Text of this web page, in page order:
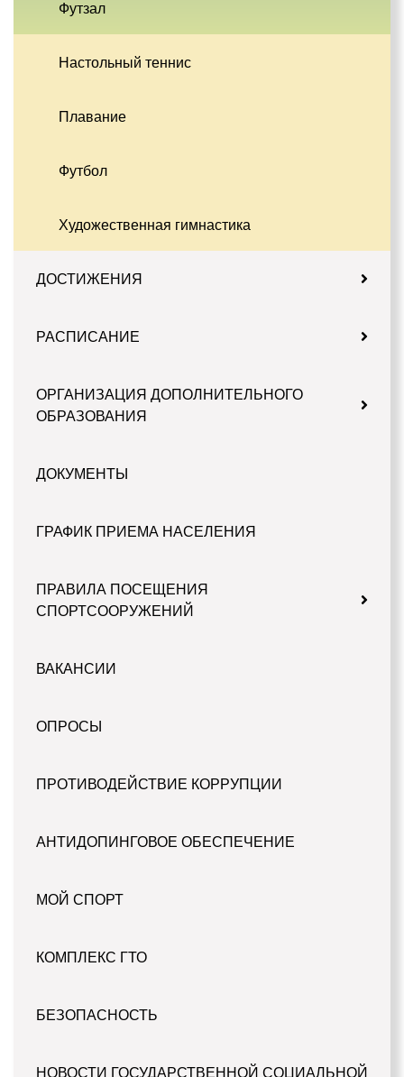
Футзал
Настольный теннис
Плавание
Футбол
Художественная гимнастика
ДОСТИЖЕНИЯ
РАСПИСАНИЕ
ОРГАНИЗАЦИЯ ДОПОЛНИТЕЛЬНОГО
ОБРАЗОВАНИЯ
ДОКУМЕНТЫ
ГРАФИК ПРИЕМА НАСЕЛЕНИЯ
ПРАВИЛА ПОСЕЩЕНИЯ
СПОРТСООРУЖЕНИЙ
ВАКАНСИИ
ОПРОСЫ
ПРОТИВОДЕЙСТВИЕ КОРРУПЦИИ
АНТИДОПИНГОВОЕ ОБЕСПЕЧЕНИЕ
МОЙ СПОРТ
КОМПЛЕКС ГТО
БЕЗОПАСНОСТЬ
НОВОСТИ ГОСУДАРСТВЕННОЙ СОЦИАЛЬНОЙ